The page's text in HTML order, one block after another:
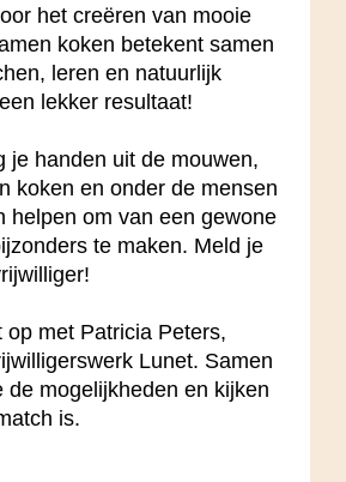
het creëren van mooie
koken betekent samen
leren en natuurlijk
lekker resultaat!
je handen uit de mouwen,
koken en onder de mensen
helpen om van een gewone
te maken. Meld je
op met Patricia Peters,
Lunet. Samen
de mogelijkheden en kijken
is.